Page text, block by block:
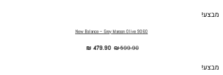
מבצע!
New Balance – Grey Maroon Olive 9060
₪599.90
₪ 479.90
מבצע!